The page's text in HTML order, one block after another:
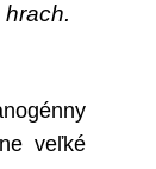
veľké